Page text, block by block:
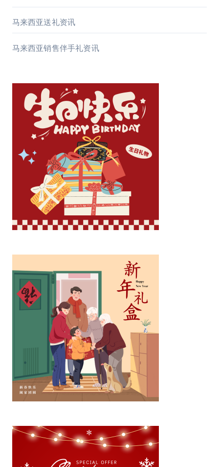
马来西亚送礼资讯
马来西亚销售伴手礼资讯